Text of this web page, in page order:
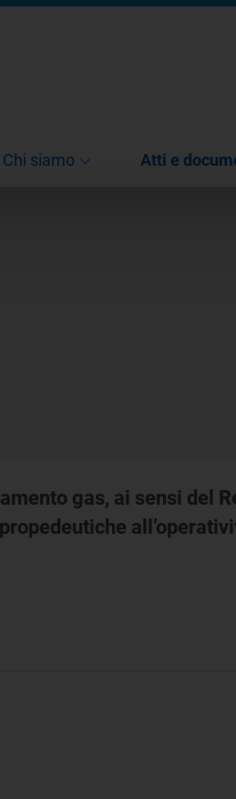
Chi siamo Atti e
gas, ai sensi del